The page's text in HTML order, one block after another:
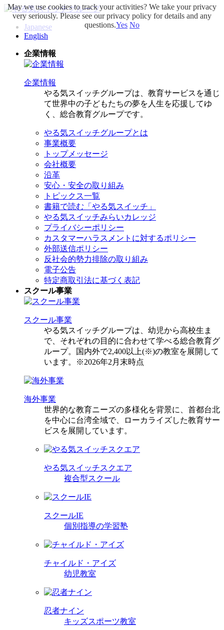
Japanese
English
企業情報
企業情報
やる気スイッチグループは、教育サービスを通じ
て世界中の子どもたちの夢を人生を応援してゆ
く、総合教育グループです。
やる気スイッチグループとは
事業概要
トップメッセージ
会社概要
沿革
安心・安全の取り組み
トピックス一覧
書籍で読む「やる気スイッチ」
やる気スイッチみらいカレッジ
プライバシーポリシー
カスタマーハラスメントに対するポリシー
外部送信ポリシー
反社会的勢力排除の取り組み
電子公告
特定商取引法に基づく表記
スクール事業
スクール事業
やる気スイッチグループは、幼児から高校生ま
で、それぞれの目的に合わせて学べる総合教育グ
ループ。国内外で2,400以上(※)の教室を展開して
います。※2026年2月末時点
海外事業
世界的な教育ニーズの多様化を背景に、首都台北
を中心に台湾全域で、ローカライズした教育サー
ビスを展開しています。
やる気スイッチスクエア
複合型スクール
スクールIE
個別指導の学習塾
チャイルド・アイズ
幼児教室
忍者ナイン
キッズスポーツ教室
May we use cookies to track your activities? We take your privacy
very seriously. Please see our privacy policy for details and any
questions.Yes No